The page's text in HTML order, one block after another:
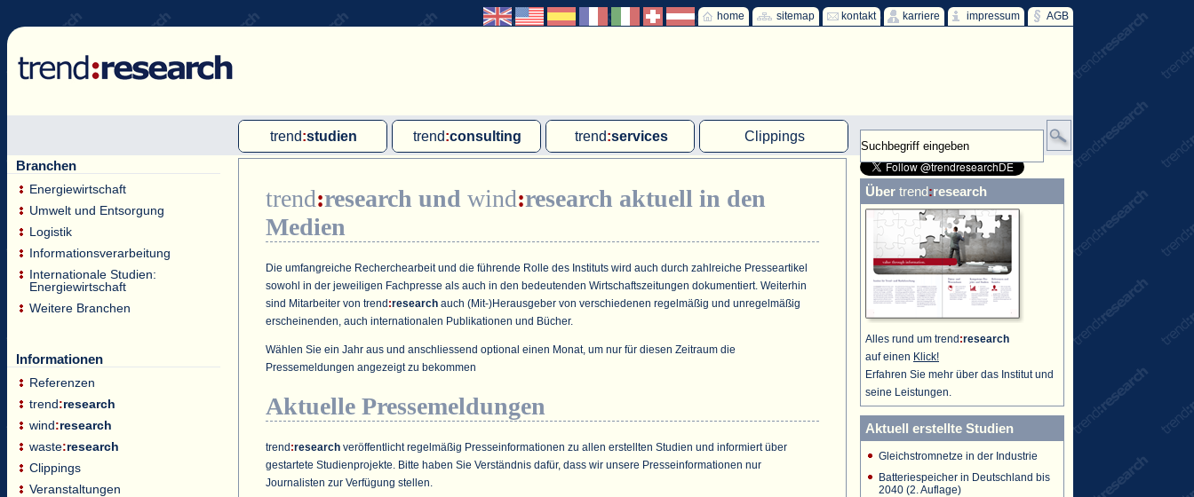
AGB
impressum
karriere
kontakt
sitemap
home
trend:studien
Single-Client-Studien
Internationale Markt Reports
trend:consulting
Due Diligence
trend:services
Gutachten
PAP-Clipping
Mitarbeiterbefragung
Marktforschungsmanagement
Clippings
MVA und MHKW
Branchen
Energiewirtschaft
Umwelt und Entsorgung
Logistik
Informationsverarbeitung
Internationale Studien:
Energiewirtschaft
Weitere Branchen
Informationen
Referenzen
trend:research
wind:research
waste:research
Clippings
Veranstaltungen
trend:research und wind:research aktuell in den
Medien
Die umfangreiche Recherchearbeit und die führende Rolle des Instituts wird auch durch zahlreiche Presseartikel
sowohl in der jeweiligen Fachpresse als auch in den bedeutenden Wirtschaftszeitungen dokumentiert. Weiterhin
sind Mitarbeiter von trend:research auch (Mit-)Herausgeber von verschiedenen regelmäßig und unregelmäßig
erscheinenden, auch internationalen Publikationen und Bücher.
Wählen Sie ein Jahr aus und anschliessend optional einen Monat, um nur für diesen Zeitraum die
Pressemeldungen angezeigt zu bekommen
Aktuelle Pressemeldungen
trend :research veröffentlicht regelmäßig Presseinformationen zu allen erstellten Studien und informiert über
gestartete Studienprojekte. Bitte haben Sie Verständnis dafür, dass wir unsere Presseinformationen nur
Journalisten zur Verfügung stellen.
Über trend:research
Alles rund um trend :research
auf einen Klick!
Erfahren Sie mehr über das Institut und
seine Leistungen.
Aktuell erstellte Studien
Gleichstromnetze in der Industrie
Batteriespeicher in Deutschland bis
2040 (2. Auflage)